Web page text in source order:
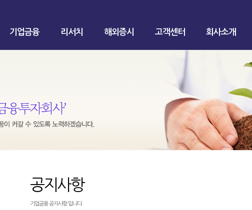
기업금융 리서치 해외증시 고객센터 회사소개
공지사항
기업금융 공지사항 입니다.